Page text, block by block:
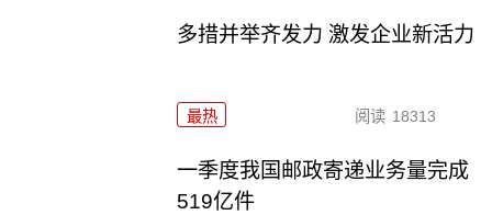
多措并举齐发力 激发企业新活力
最热 阅读 18313
一季度我国邮政寄递业务量完成
519亿件